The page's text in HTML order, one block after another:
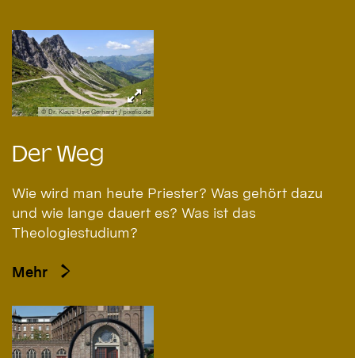
© Dr. Klaus-Uwe Gerhardt / pixelio.de
Der Weg
Wie wird man heute Priester? Was gehört dazu
und wie lange dauert es? Was ist das
Theologiestudium?
Mehr